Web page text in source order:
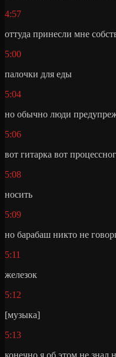
4:57
оттуда принесли мне
5:00
палочки для еды
5:04
но обычно люди
5:06
вот гитарка вот
5:08
носить
5:09
но барабаш никто не
5:11
железок
5:12
[музыка]
5:13
конечно я об этом не знал